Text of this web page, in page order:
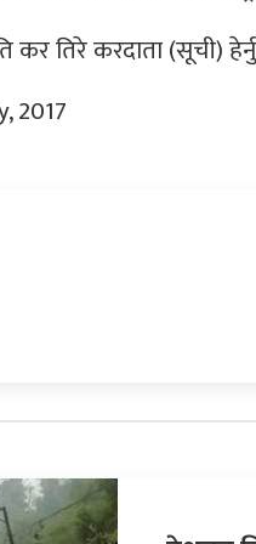
तिरे करदाता (सूची)
2017